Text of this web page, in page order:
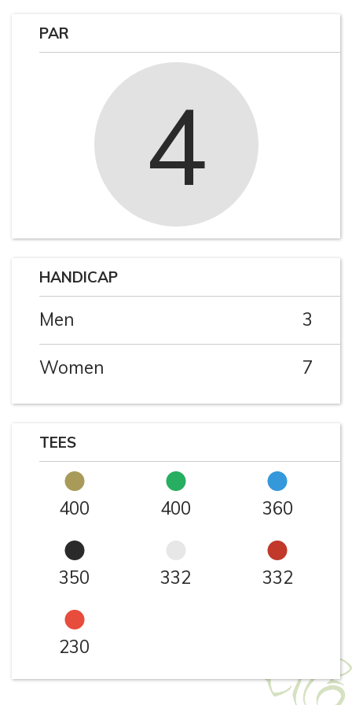
PAR
4
HANDICAP
Men 3
Women 7
TEES
400 400 360
350 332 332
230